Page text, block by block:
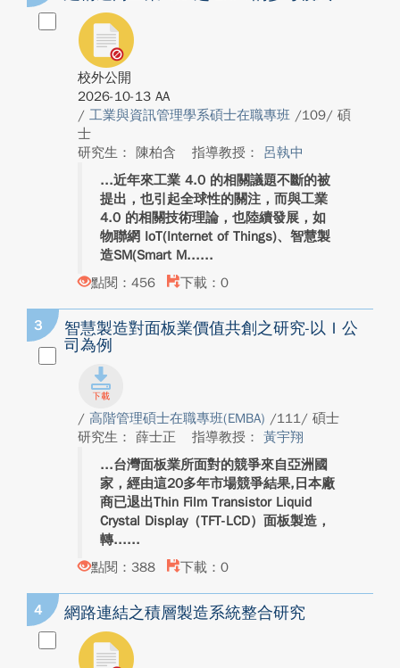
校外公開
2026-10-13 AA
/ 工業與資訊管理學系碩士在職專班 /109/ 碩
士
研究生： 陳柏含
指導教授： 呂執中
近年來工業 4.0 的相關議題不斷的被
提出，也引起全球性的關注，而與工業
4.0 的相關技術理論，也陸續發展，如
物聯網 IoT(Internet of Things)、智慧製
造SM(Smart M...
點閱：456
下載：0
3
智慧製造對面板業價值共創之研究-以Ｉ公
司為例
/ 高階管理碩士在職專班(EMBA) /111/ 碩士
研究生： 薛士正
指導教授： 黃宇翔
台灣面板業所面對的競爭來自亞洲國
家，經由這20多年市場競爭結果,日本廠
商已退出Thin Film Transistor Liquid
Crystal Display（TFT-LCD）面板製造，
轉...
點閱：388
下載：0
4 網路連結之積層製造系統整合研究